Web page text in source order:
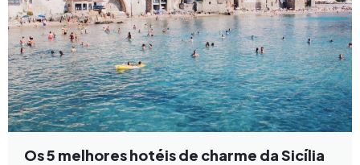
Os 5 melhores hotéis de charme da Sicília